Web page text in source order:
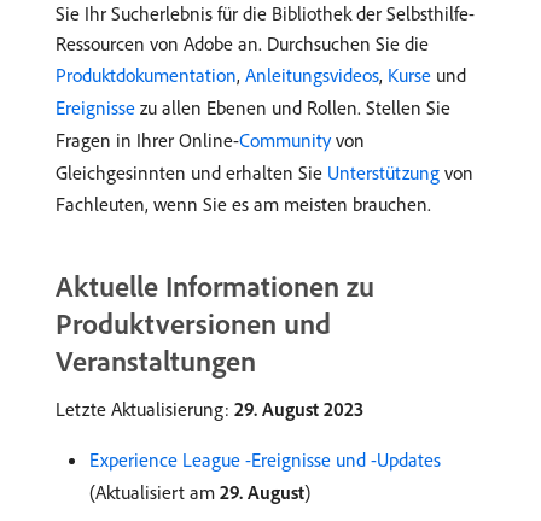
Sie Ihr Sucherlebnis für die Bibliothek der Selbsthilfe-
Ressourcen von Adobe an. Durchsuchen Sie die
Produktdokumentation, Anleitungsvideos, Kurse und
Ereignisse zu allen Ebenen und Rollen. Stellen Sie
Fragen in Ihrer Online-Communityvon
Gleichgesinnten und erhalten Sie Unterstützung von
Fachleuten, wenn Sie es am meisten brauchen.
Aktuelle Informationen zu
Produktversionen und
Veranstaltungen
Letzte Aktualisierung: 29. August 2023
Experience League -Ereignisse und -Updates
(Aktualisiert am 29. August)